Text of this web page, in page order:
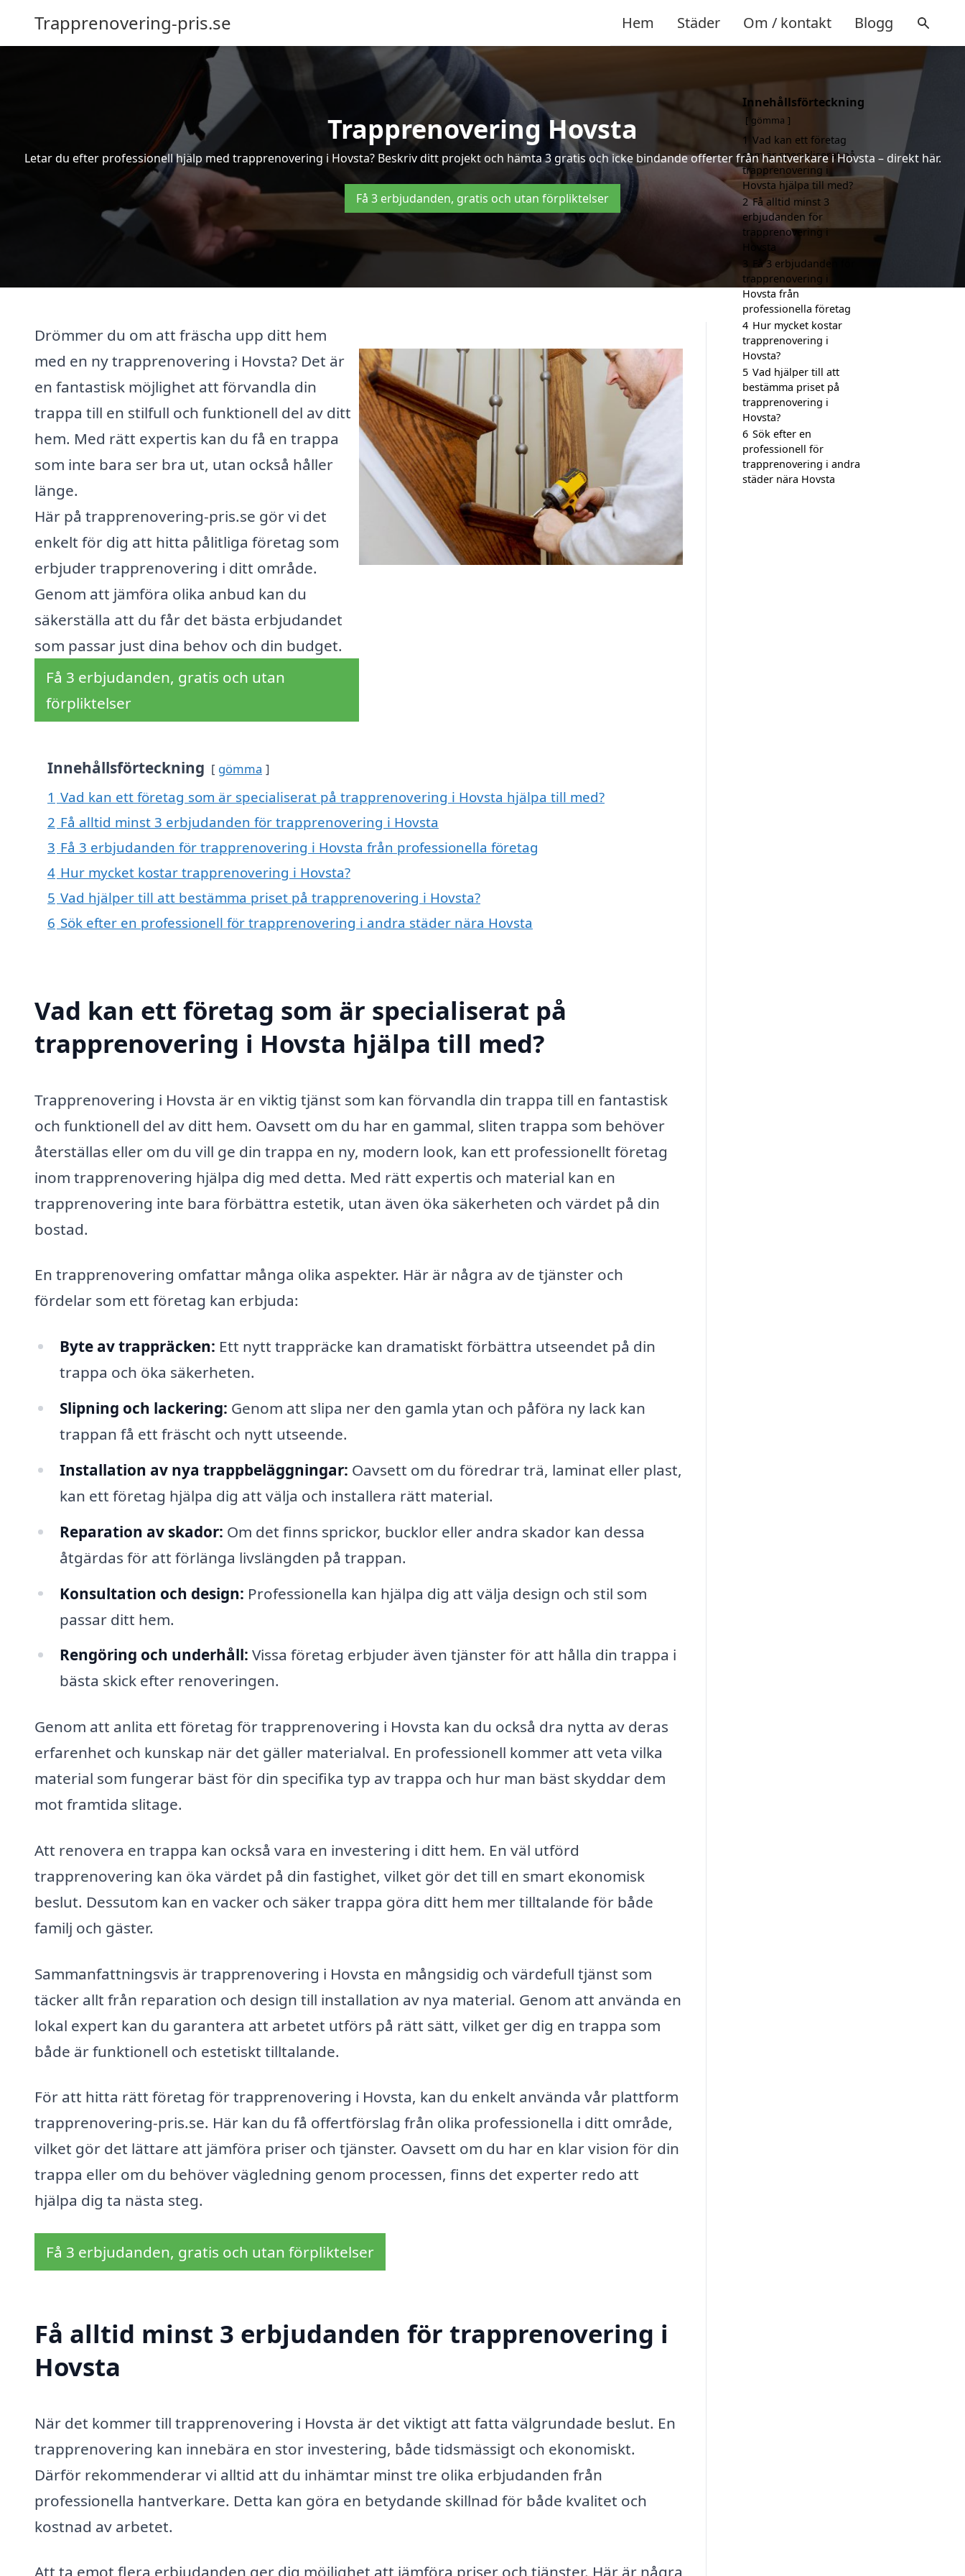
Trapprenovering-pris.se Hem Städer Om / kontakt Blogg
Trapprenovering Hovsta
Letar du efter professionell hjälp med trapprenovering i Hovsta? Beskriv ditt projekt och hämta 3 gratis och icke bindande offerter från hantverkare i Hovsta – direkt här.
Få 3 erbjudanden, gratis och utan förpliktelser
Drömmer du om att fräscha upp ditt hem
med en ny trapprenovering i Hovsta? Det är
en fantastisk möjlighet att förvandla din
trappa till en stilfull och funktionell del av ditt
hem. Med rätt expertis kan du få en trappa
som inte bara ser bra ut, utan också håller
länge.
Här på trapprenovering-pris.se gör vi det
enkelt för dig att hitta pålitliga företag som
erbjuder trapprenovering i ditt område.
Genom att jämföra olika anbud kan du
säkerställa att du får det bästa erbjudandet
som passar just dina behov och din budget.
Få 3 erbjudanden, gratis och utan
förpliktelser
Innehållsförteckning gömma
1 Vad kan ett företag som är specialiserat på trapprenovering i Hovsta hjälpa till med?
2 Få alltid minst 3 erbjudanden för trapprenovering i Hovsta
3 Få 3 erbjudanden för trapprenovering i Hovsta från professionella företag
4 Hur mycket kostar trapprenovering i Hovsta?
5 Vad hjälper till att bestämma priset på trapprenovering i Hovsta?
6 Sök efter en professionell för trapprenovering i andra städer nära Hovsta
Vad kan ett företag som är specialiserat på
trapprenovering i Hovsta hjälpa till med?
Trapprenovering i Hovsta är en viktig tjänst som kan förvandla din trappa till en fantastisk
och funktionell del av ditt hem. Oavsett om du har en gammal, sliten trappa som behöver
återställas eller om du vill ge din trappa en ny, modern look, kan ett professionellt företag
inom trapprenovering hjälpa dig med detta. Med rätt expertis och material kan en
trapprenovering inte bara förbättra estetik, utan även öka säkerheten och värdet på din
bostad.
En trapprenovering omfattar många olika aspekter. Här är några av de tjänster och
fördelar som ett företag kan erbjuda:
Byte av trappräcken: Ett nytt trappräcke kan dramatiskt förbättra utseendet på din
trappa och öka säkerheten.
Slipning och lackering: Genom att slipa ner den gamla ytan och påföra ny lack kan
trappan få ett fräscht och nytt utseende.
Installation av nya trappbeläggningar: Oavsett om du föredrar trä, laminat eller plast,
kan ett företag hjälpa dig att välja och installera rätt material.
Reparation av skador: Om det finns sprickor, bucklor eller andra skador kan dessa
åtgärdas för att förlänga livslängden på trappan.
Konsultation och design: Professionella kan hjälpa dig att välja design och stil som
passar ditt hem.
Rengöring och underhåll: Vissa företag erbjuder även tjänster för att hålla din trappa i
bästa skick efter renoveringen.
Genom att anlita ett företag för trapprenovering i Hovsta kan du också dra nytta av deras
erfarenhet och kunskap när det gäller materialval. En professionell kommer att veta vilka
material som fungerar bäst för din specifika typ av trappa och hur man bäst skyddar dem
mot framtida slitage.
Att renovera en trappa kan också vara en investering i ditt hem. En väl utförd
trapprenovering kan öka värdet på din fastighet, vilket gör det till en smart ekonomisk
beslut. Dessutom kan en vacker och säker trappa göra ditt hem mer tilltalande för både
familj och gäster.
Sammanfattningsvis är trapprenovering i Hovsta en mångsidig och värdefull tjänst som
täcker allt från reparation och design till installation av nya material. Genom att använda en
lokal expert kan du garantera att arbetet utförs på rätt sätt, vilket ger dig en trappa som
både är funktionell och estetiskt tilltalande.
För att hitta rätt företag för trapprenovering i Hovsta, kan du enkelt använda vår plattform
trapprenovering-pris.se. Här kan du få offertförslag från olika professionella i ditt område,
vilket gör det lättare att jämföra priser och tjänster. Oavsett om du har en klar vision för din
trappa eller om du behöver vägledning genom processen, finns det experter redo att
hjälpa dig ta nästa steg.
Få 3 erbjudanden, gratis och utan förpliktelser
Få alltid minst 3 erbjudanden för trapprenovering i
Hovsta
När det kommer till trapprenovering i Hovsta är det viktigt att fatta välgrundade beslut. En
trapprenovering kan innebära en stor investering, både tidsmässigt och ekonomiskt.
Därför rekommenderar vi alltid att du inhämtar minst tre olika erbjudanden från
professionella hantverkare. Detta kan göra en betydande skillnad för både kvalitet och
kostnad av arbetet.
Att ta emot flera erbjudanden ger dig möjlighet att jämföra priser och tjänster. Här är några
Innehållsförteckning
gömma
1 Vad kan ett företag
som är specialiserat på
trapprenovering i
Hovsta hjälpa till med?
2 Få alltid minst 3
erbjudanden för
trapprenovering i
Hovsta
3
Få 3 erbjudanden för
trapprenovering i
Hovsta från
professionella företag
4 Hur mycket kostar
trapprenovering i
Hovsta?
5 Vad hjälper till att
bestämma priset på
trapprenovering i
Hovsta?
6 Sök efter en
professionell för
trapprenovering i andra
städer nära Hovsta